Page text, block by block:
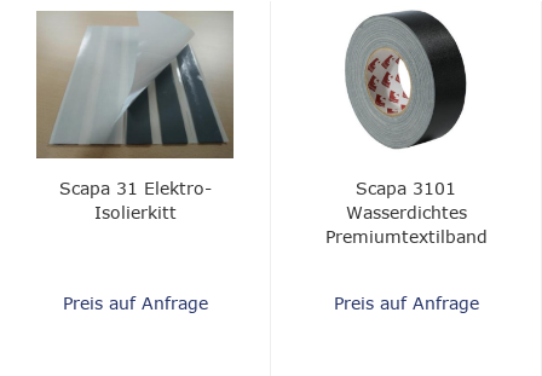
Scapa 31 Elektro-
Isolierkitt
Preis auf Anfrage
Scapa 3101
Wasserdichtes
Premiumtextilband
Preis auf Anfrage